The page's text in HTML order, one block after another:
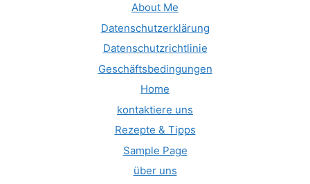
About Me
Datenschutzerklärung
Datenschutzrichtlinie
Geschäftsbedingungen
Home
kontaktiere uns
Rezepte & Tipps
Sample Page
über uns